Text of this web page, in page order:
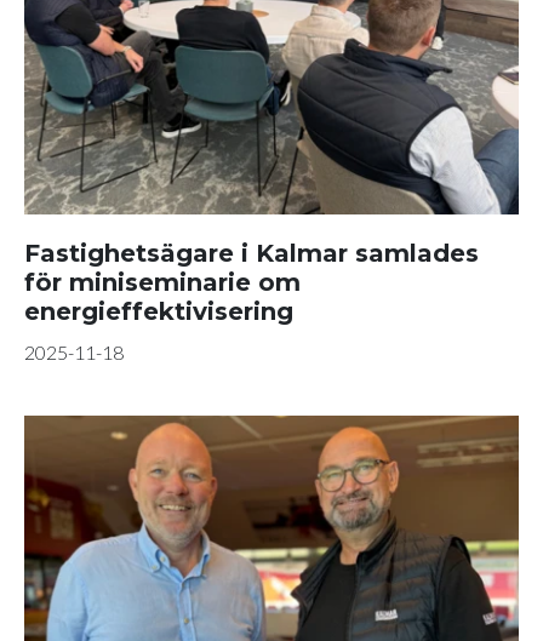
Fastighetsägare i Kalmar samlades
för miniseminarie om
energieffektivisering
2025-11-18